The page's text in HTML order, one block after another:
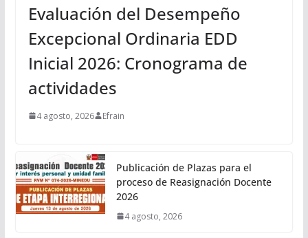
Evaluación del Desempeño
Excepcional Ordinaria EDD
Inicial 2026: Cronograma de
actividades
4 agosto, 2026 Efrain
Publicación de Plazas para el
proceso de Reasignación Docente
2026
4 agosto, 2026